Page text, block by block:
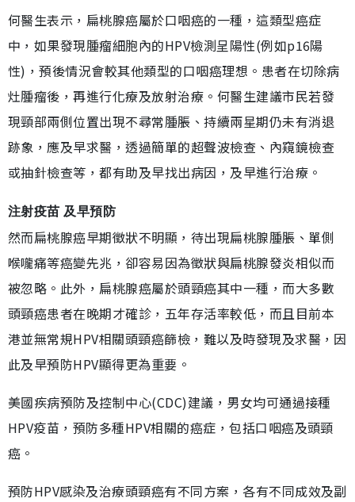
何醫生表示，扁桃腺癌屬於口咽癌的一種，這類型癌症
中，如果發現腫瘤細胞內的HPV檢測呈陽性(例如p16陽
性)，預後情況會較其他類型的口咽癌理想。患者在切除病
灶腫瘤後，再進行化療及放射治療。何醫生建議市民若發
現頸部兩側位置出現不尋常腫脹、持續兩星期仍未有消退
跡象，應及早求醫，透過簡單的超聲波檢查、內窺鏡檢查
或抽針檢查等，都有助及早找出病因，及早進行治療。
注射疫苗 及早預防
然而扁桃腺癌早期徵狀不明顯，待出現扁桃腺腫脹、單側
喉嚨痛等癌變先兆，卻容易因為徵狀與扁桃腺發炎相似而
被忽略。此外，扁桃腺癌屬於頭頸癌其中一種，而大多數
頭頸癌患者在晚期才確診，五年存活率較低，而且目前本
港並無常規HPV相關頭頸癌篩檢，難以及時發現及求醫，因
此及早預防HPV顯得更為重要。
美國疾病預防及控制中心(CDC)建議，男女均可通過接種
HPV疫苗，預防多種HPV相關的癌症，包括口咽癌及頭頸
癌。
預防HPV感染及治療頭頸癌有不同方案，各有不同成效及副